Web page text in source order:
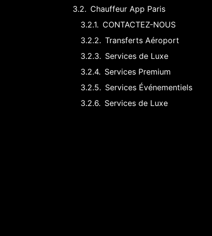
Chauffeur App Paris
CONTACTEZ-NOUS
Transferts Aéroport
Services de Luxe
Services Premium
Services Événementiels
Services de Luxe